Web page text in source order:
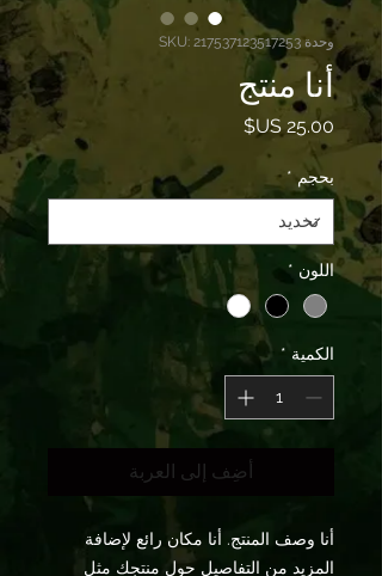
وحدة SKU: 217537123517253
أنا منتج
السعر
بحجم *
اللون *
الكمية *
أضِف إلى العربة